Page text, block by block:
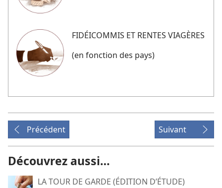
FIDÉICOMMIS ET RENTES VIAGÈRES
(en fonction des pays)
Précédent Suivant
Découvrez aussi…
LA TOUR DE GARDE (ÉDITION D’ÉTUDE)